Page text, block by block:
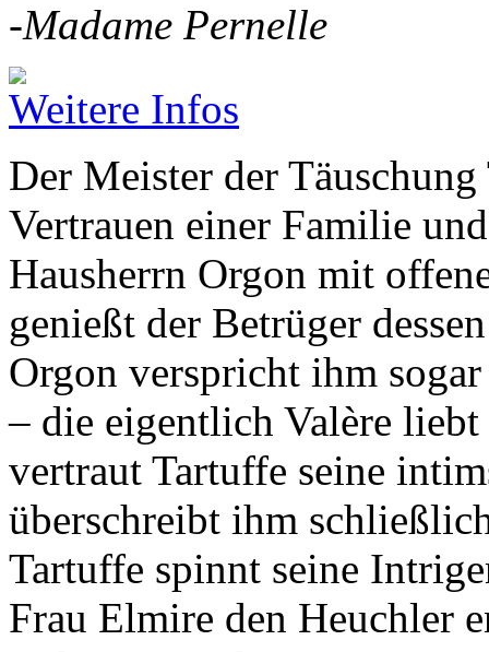
-Madame Pernelle
Weitere Infos
Der Meister der
Vertrauen einer Familie
Hausherrn Orgon mit
genießt der Betrüger
Orgon verspricht ihm
– die eigentlich Valère
vertraut Tartuffe seine
überschreibt ihm
Tartuffe spinnt seine
Frau Elmire den Heuchler